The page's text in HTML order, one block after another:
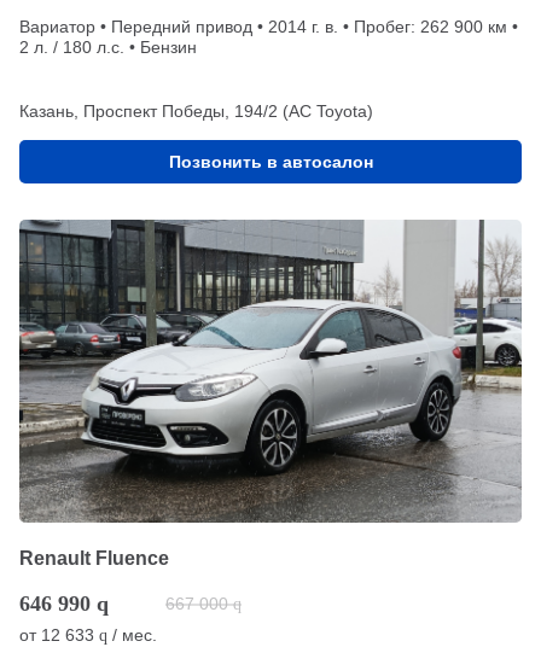
Вариатор • Передний привод • 2014 г. в. • Пробег: 262 900 км •
2 л. / 180 л.с. • Бензин
Казань, Проспект Победы, 194/2 (АС Toyota)
Позвонить в автосалон
Renault Fluence
646 990 q 667 000 q
от 12 633 q / мес.